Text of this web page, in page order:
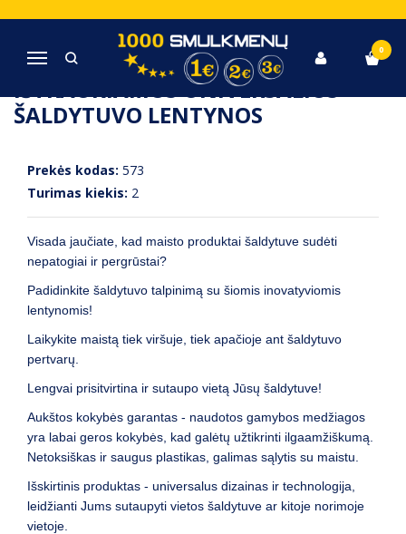
Navigacija
0
Pagrindinis
Virtuvė, Indai, Įrankiai
Ištraukiamos universalios šaldytuvo lentynos
IŠTRAUKIAMOS UNIVERSALIOS
ŠALDYTUVO LENTYNOS
Prekės kodas: 573
Turimas kiekis: 2
Visada jaučiate, kad maisto produktai šaldytuve sudėti
nepatogiai ir pergrūstai?
Padidinkite šaldytuvo talpinimą su šiomis inovatyviomis
lentynomis!
Laikykite maistą tiek viršuje, tiek apačioje ant šaldytuvo
pertvarų.
Lengvai prisitvirtina ir sutaupo vietą Jūsų šaldytuve!
Aukštos kokybės garantas - naudotos gamybos medžiagos
yra labai geros kokybės, kad galėtų užtikrinti ilgaamžiškumą.
Netoksiškas ir saugus plastikas, galimas sąlytis su maistu.
Išskirtinis produktas - universalus dizainas ir technologija,
leidžianti Jums sutaupyti vietos šaldytuve ar kitoje norimoje
vietoje.